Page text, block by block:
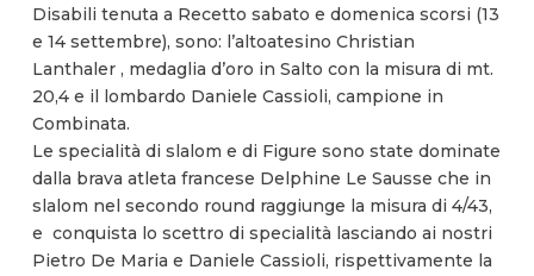
Disabili tenuta a Recetto sabato e domenica scorsi (13
e 14 settembre), sono: l’altoatesino Christian
Lanthaler , medaglia d’oro in Salto con la misura di mt.
20,4 e il lombardo Daniele Cassioli, campione in
Combinata.
Le specialità di slalom e di Figure sono state dominate
dalla brava atleta francese Delphine Le Sausse che in
slalom nel secondo round raggiunge la misura di 4/43,
e conquista lo scettro di specialità lasciando ai nostri
Pietro De Maria e Daniele Cassioli, rispettivamente la